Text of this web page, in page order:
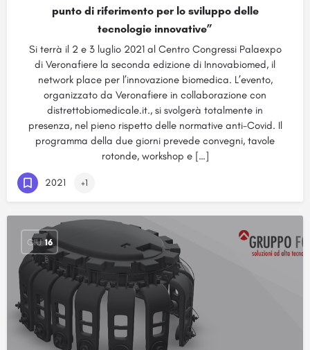
punto di riferimento per lo sviluppo delle
tecnologie innovative”
Si terrà il 2 e 3 luglio 2021 al Centro Congressi Palaexpo
di Veronafiere la seconda edizione di Innovabiomed, il
network place per l’innovazione biomedica. L’evento,
organizzato da Veronafiere in collaborazione con
distrettobiomedicale.it., si svolgerà totalmente in
presenza, nel pieno rispetto delle normative anti-Covid. Il
programma della due giorni prevede convegni, tavole
rotonde, workshop e […]
2021 +1
GIU 16